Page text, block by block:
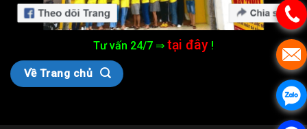
Tư vấn 24/7 ⇒ tại đây !
Về Trang chủ